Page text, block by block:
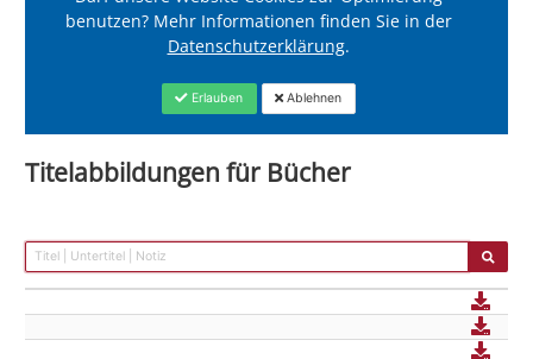
benutzen? Mehr Informationen finden Sie in der
Datenschutzerklärung.
Erlauben Ablehnen
Titelabbildungen für Bücher